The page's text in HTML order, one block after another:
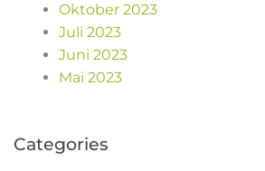
Oktober 2023
Juli 2023
Juni 2023
Mai 2023
Categories